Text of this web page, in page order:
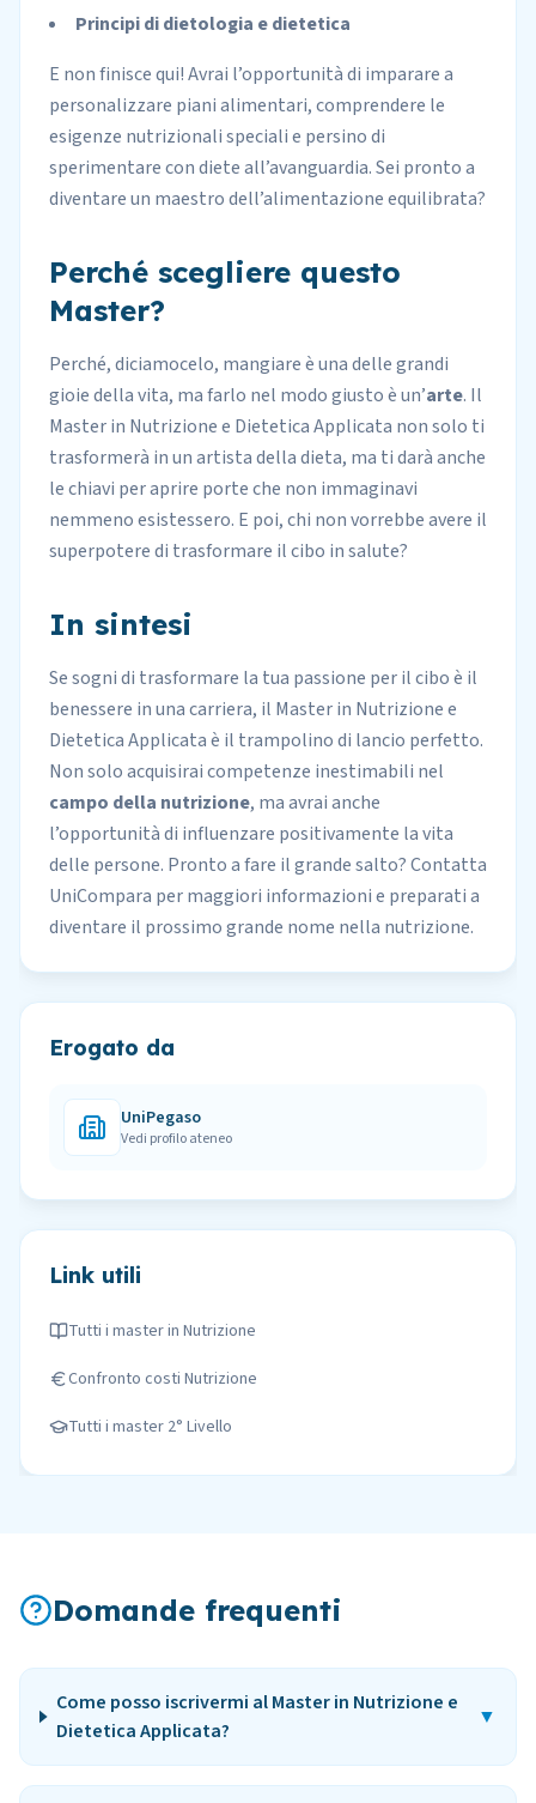
Principi di dietologia e dietetica
E non finisce qui! Avrai l’opportunità di imparare a
personalizzare piani alimentari, comprendere le
esigenze nutrizionali speciali e persino di
sperimentare con diete all’avanguardia. Sei pronto a
diventare un maestro dell’alimentazione equilibrata?
Perché scegliere questo
Master?
Perché, diciamocelo, mangiare è una delle grandi
gioie della vita, ma farlo nel modo giusto è un’arte. Il
Master in Nutrizione e Dietetica Applicata non solo ti
trasformerà in un artista della dieta, ma ti darà anche
le chiavi per aprire porte che non immaginavi
nemmeno esistessero. E poi, chi non vorrebbe avere il
superpotere di trasformare il cibo in salute?
In sintesi
Se sogni di trasformare la tua passione per il cibo è il
benessere in una carriera, il Master in Nutrizione e
Dietetica Applicata è il trampolino di lancio perfetto.
Non solo acquisiraicompetenze inestimabili nel
campo della nutrizione, ma avrai anche
l’opportunità di influenzare positivamente la vita
delle persone. Pronto a fare il grande salto? Contatta
UniCompara per maggiori informazioni e preparati a
diventare il prossimo grande nome nella nutrizione.
Erogato da
UniPegaso
Vedi profilo ateneo
Link utili
Tutti i master in Nutrizione
Confronto costi Nutrizione
Tutti i master 2° Livello
Domande frequenti
Come posso iscrivermi al Master in Nutrizione e
Dietetica Applicata?
▼